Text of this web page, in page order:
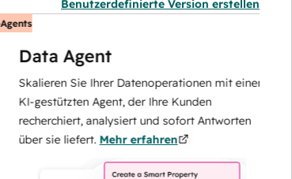
Benutzerdefinierte Version erstellen
Data Agent
Sie Ihrer Datenoperationen mit einem
gestützten Agent, der Ihre Kunden
analysiert und sofort Antworten
sie liefert.Mehr erfahren